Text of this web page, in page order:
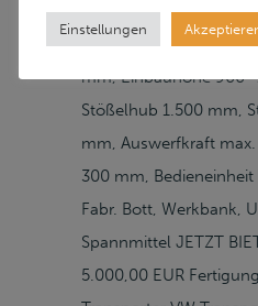
PYXTuS 100.1/4000,
Presskraft 100 t,
mm, Einbauhöhe 900
Stößelhub 1.500 mm,
mm, Auswerfkraft
300 mm,
Fabr. Bott, Werkbank,
Spannmittel JETZT
5.000,00 EUR
Einstellungen